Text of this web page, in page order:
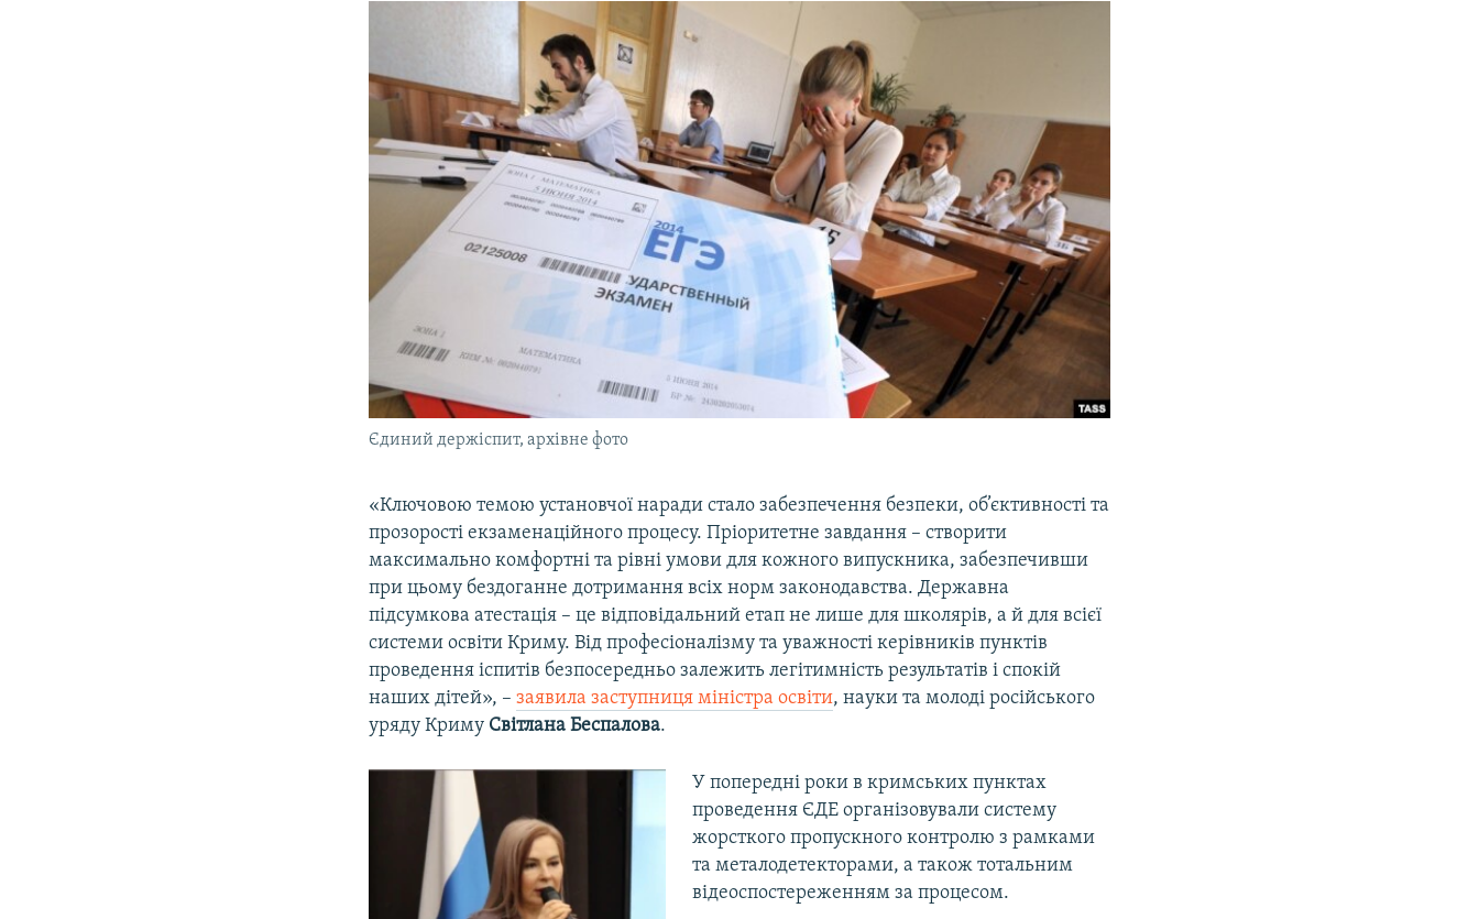
Єдиний держіспит, архівне фото
«Ключовою темою установчої наради стало забезпечення безпеки, об’єктивності та
прозорості екзаменаційного процесу. Пріоритетне завдання – створити
максимально комфортні та рівні умови для кожного випускника, забезпечивши
при цьому бездоганне дотримання всіх норм законодавства. Державна
підсумкова атестація – це відповідальний етап не лише для школярів, а й для всієї
системи освіти Криму. Від професіоналізму та уважності керівників пунктів
проведення іспитів безпосередньо залежить легітимність результатів і спокій
наших дітей», –заявила заступниця міністра освіти, науки та молоді російського
уряду Криму Світлана Беспалова.
У попередні роки в кримських пунктах
проведення ЄДЕ організовували систему
жорсткого пропускного контролю з рамками
та металодетекторами, а також тотальним
відеоспостереженням за процесом.